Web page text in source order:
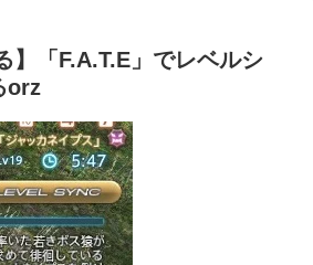
】「F.A.T.E」でレベルシ
orz